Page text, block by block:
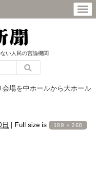
い人民の言論機関
場を中ホールから大ホール
| Full size is 189 × 268